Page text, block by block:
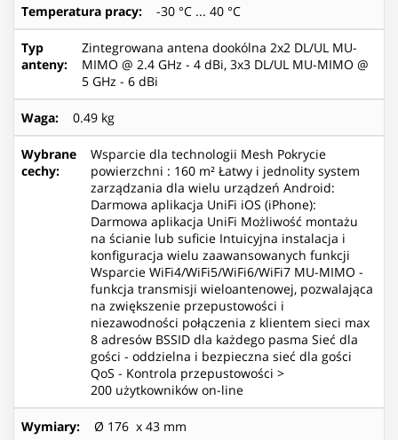
Temperatura pracy: -30 °C ... 40 °C
Typ
anteny:
Zintegrowana antena dookólna 2x2 DL/UL MU-
MIMO @ 2.4 GHz - 4 dBi, 3x3 DL/UL MU-MIMO @
5 GHz - 6 dBi
Waga: 0.49 kg
Wybrane
cechy:
Wsparcie dla technologii Mesh Pokrycie
powierzchni : 160 m² Łatwy i jednolity system
zarządzania dla wielu urządzeń Android:
Darmowa aplikacja UniFi iOS (iPhone):
Darmowa aplikacja UniFi Możliwość montażu
na ścianie lub suficie Intuicyjna instalacja i
konfiguracja wielu zaawansowanych funkcji
Wsparcie WiFi4/WiFi5/WiFi6/WiFi7 MU-MIMO -
funkcja transmisji wieloantenowej, pozwalająca
na zwiększenie przepustowości i
niezawodności połączenia z klientem sieci max
8 adresów BSSID dla każdego pasma Sieć dla
gości - oddzielna i bezpieczna sieć dla gości
QoS - Kontrola przepustowości >
200 użytkowników on-line
Wymiary: Ø 176 x 43 mm